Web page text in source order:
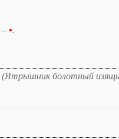
– •.
(Ятрышник болотный